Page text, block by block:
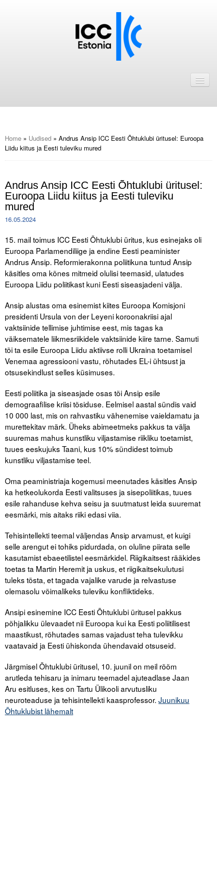
ICC Eesti liikmebaas
Kalender
ICC Eesti
Tegevused
Publikatsioonid
Arvamus
ICC WBO
ICC komisjonid
Digiraamatukogu
Videod
Kontakt
Liitu meililistiga
Oskusteave
Incoterms® 2020
Abimaterjalid
Home » Uudised » Andrus Ansip ICC Eesti Õhtuklubi üritusel: Euroopa
Liidu kiitus ja Eesti tuleviku mured
Andrus Ansip ICC Eesti Õhtuklubi üritusel:
Euroopa Liidu kiitus ja Eesti tuleviku
mured
16.05.2024
15. mail toimus ICC Eesti Õhtuklubi üritus, kus esinejaks oli
Euroopa Parlamendiliige ja endine Eesti peaminister
Andrus Ansip. Reformierakonna poliitikuna tuntud Ansip
käsitles oma kõnes mitmeid olulisi teemasid, ulatudes
Euroopa Liidu poliitikast kuni Eesti siseasjadeni välja.
Ansip alustas oma esinemist kiites Euroopa Komisjoni
presidenti Ursula von der Leyeni koroonakriisi ajal
vaktsiinide tellimise juhtimise eest, mis tagas ka
väiksematele liikmesriikidele vaktsiinide kiire tarne. Samuti
tõi ta esile Euroopa Liidu aktiivse rolli Ukraina toetamisel
Venemaa agressiooni vastu, rõhutades EL-i ühtsust ja
otsusekindlust selles küsimuses.
Eesti poliitika ja siseasjade osas tõi Ansip esile
demograafilise kriisi tõsiduse. Eelmisel aastal sündis vaid
10 000 last, mis on rahvastiku vähenemise vaieldamatu ja
murettekitav märk. Üheks abimeetmeks pakkus ta välja
suuremas mahus kunstliku viljastamise riikliku toetamist,
tuues eeskujuks Taani, kus 10% sündidest toimub
kunstliku viljastamise teel.
Oma peaministriaja kogemusi meenutades käsitles Ansip
ka hetkeolukorda Eesti valitsuses ja sisepoliitikas, tuues
esile rahanduse kehva seisu ja suutmatust leida suuremat
eesmärki, mis aitaks riiki edasi viia.
Tehisintellekti teemal väljendas Ansip arvamust, et kuigi
selle arengut ei tohiks pidurdada, on oluline piirata selle
kasutamist ebaeetilistel eesmärkidel. Riigikaitsest rääkides
toetas ta Martin Heremit ja uskus, et riigikaitsekulutusi
tuleks tõsta, et tagada vajalike varude ja relvastuse
olemasolu võimalikeks tuleviku konfliktideks.
Ansipi esinemine ICC Eesti Õhtuklubi üritusel pakkus
põhjalikku ülevaadet nii Euroopa kui ka Eesti poliitilisest
maastikust, rõhutades samas vajadust teha tulevikku
vaatavaid ja Eesti ühiskonda ühendavaid otsuseid.
Järgmisel Õhtuklubi üritusel, 10. juunil on meil rõõm
arutleda tehisaru ja inimaru teemadel ajuteadlase Jaan
Aru esitluses, kes on Tartu Ülikooli arvutusliku
neuroteaduse ja tehisintellekti kaasprofessor. Juunikuu
Õhtuklubist lähemalt